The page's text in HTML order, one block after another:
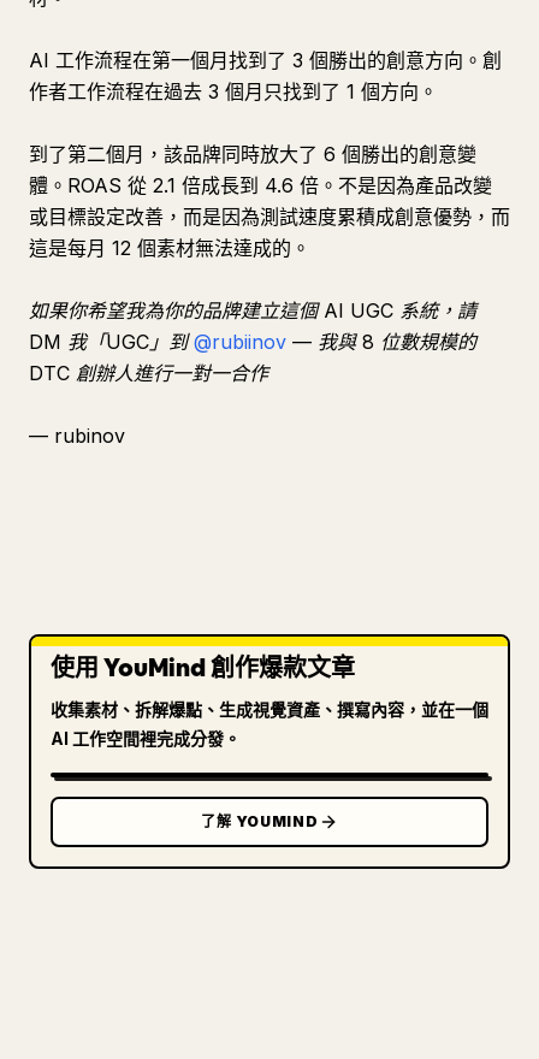
AI 工作流程在第一個月找到了 3 個勝出的創意方向。創
作者工作流程在過去 3 個月只找到了 1 個方向。
到了第二個月，該品牌同時放大了 6 個勝出的創意變
體。ROAS 從 2.1 倍成長到 4.6 倍。不是因為產品改變
或目標設定改善，而是因為測試速度累積成創意優勢，而
這是每月 12 個素材無法達成的。
如果你希望我為你的品牌建立這個 AI UGC 系統，請
DM 我「UGC」到@rubiinov — 我與 8 位數規模的
DTC 創辦人進行一對一合作
— rubinov
使用 YouMind 創作爆款文章
收集素材、拆解爆點、生成視覺資產、撰寫內容，並在一個
AI 工作空間裡完成分發。
了解 YOUMIND